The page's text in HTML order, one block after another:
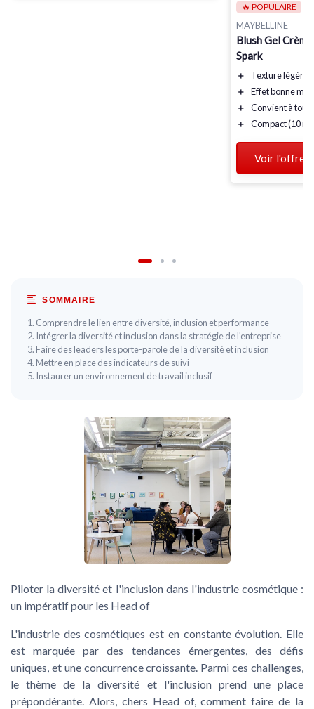
🔥 POPULAIRE
MAYBELLINE
Blush Gel
Spark
＋
Texture légère
＋
Effet bonne
＋
Convient à tous
＋
Compact (10 ml)
Voir l'offre
SOMMAIRE
1. Comprendre le lien entre diversité, inclusion et performance
2. Intégrer la diversité et inclusion dans la stratégie de l'entreprise
3. Faire des leaders les porte-parole de la diversité et inclusion
4. Mettre en place des indicateurs de suivi
5. Instaurer un environnement de travail inclusif
Piloter la diversité et l'inclusion dans l'industrie cosmétique :
un impératif pour les Head of
L'industrie des cosmétiques est en constante évolution. Elle
est marquée par des tendances émergentes, des défis
uniques, et une concurrence croissante. Parmi ces challenges,
le thème de la diversité et l'inclusion prend une place
prépondérante. Alors, chers Head of, comment faire de la